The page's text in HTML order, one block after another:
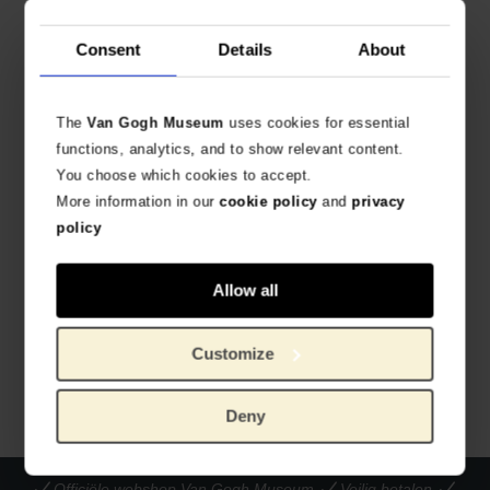
Consent Details About
TheVan Gogh Museum uses cookies for essential
functions, analytics, and to show relevant content.
You choose which cookies to accept.
More information in ourcookie policyand privacy
policy
Allow all
Customize
Deny
Gerelateerde producten
METALEN BOEKENLEGGER